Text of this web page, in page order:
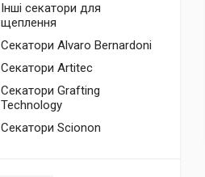
Інші секатори для
щеплення
Секатори Alvaro Bernardoni
Секатори Artitec
Секатори Grafting
Technology
Секатори Scionon